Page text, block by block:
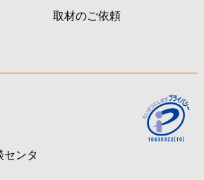
取材のご依頼
センタ